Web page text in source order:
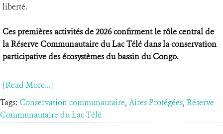
liberté.
Ces premières activités de 2026 confirment le rôle central de
la Réserve Communautaire du Lac Télé dans la conservation
participative des écosystèmes du bassin du Congo.
[Read More...]
Tags: Conservation communautaire, Aires Protégées, Réserve
Communautaire du Lac Télé